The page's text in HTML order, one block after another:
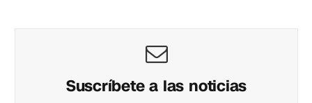
Suscríbete a las noticias